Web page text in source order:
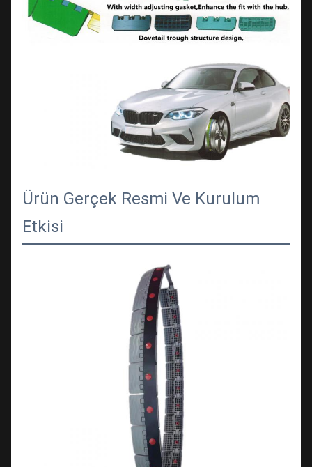
Ürün Gerçek Resmi Ve Kurulum
Etkisi